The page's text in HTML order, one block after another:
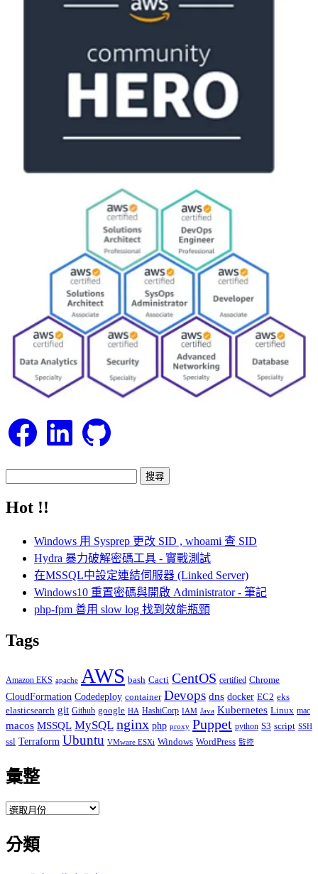
FacebookLinkedIn GitHub
關
Hot !!
Windows 用 Sysprep 更改 SID , whoami 查 SID
Hydra 暴力破解密碼工具 - 實戰測試
在MSSQL中設定連結伺服器 (Linked Server)
Windows10 重置密碼與開啟 Administrator - 筆記
php-fpm 善用 slow log 找到效能瓶頸
Tags
Amazon EKS apache AWS bash Cacti CentOS certified Chrome
CloudFormation Codedeploy container Devops dns docker EC2 eks
elasticsearch git Github google HA HashiCorp IAM Java Kubernetes Linux mac
macos MSSQL MySQL nginx php proxy Puppet python S3 script SSH
ssl Terraform Ubuntu VMware ESXi Windows WordPress 監控
彙整
彙
分類